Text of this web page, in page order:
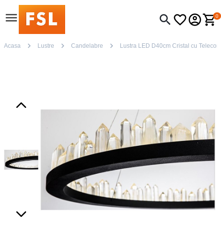
0
Acasa Lustre Candelabre Lustra LED D40cm Cristal cu